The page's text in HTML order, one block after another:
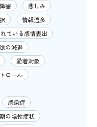
害
悲しみ
情報過多
ている感情表出
の減退
愛着対象
ロール
感染症
の陰性症状